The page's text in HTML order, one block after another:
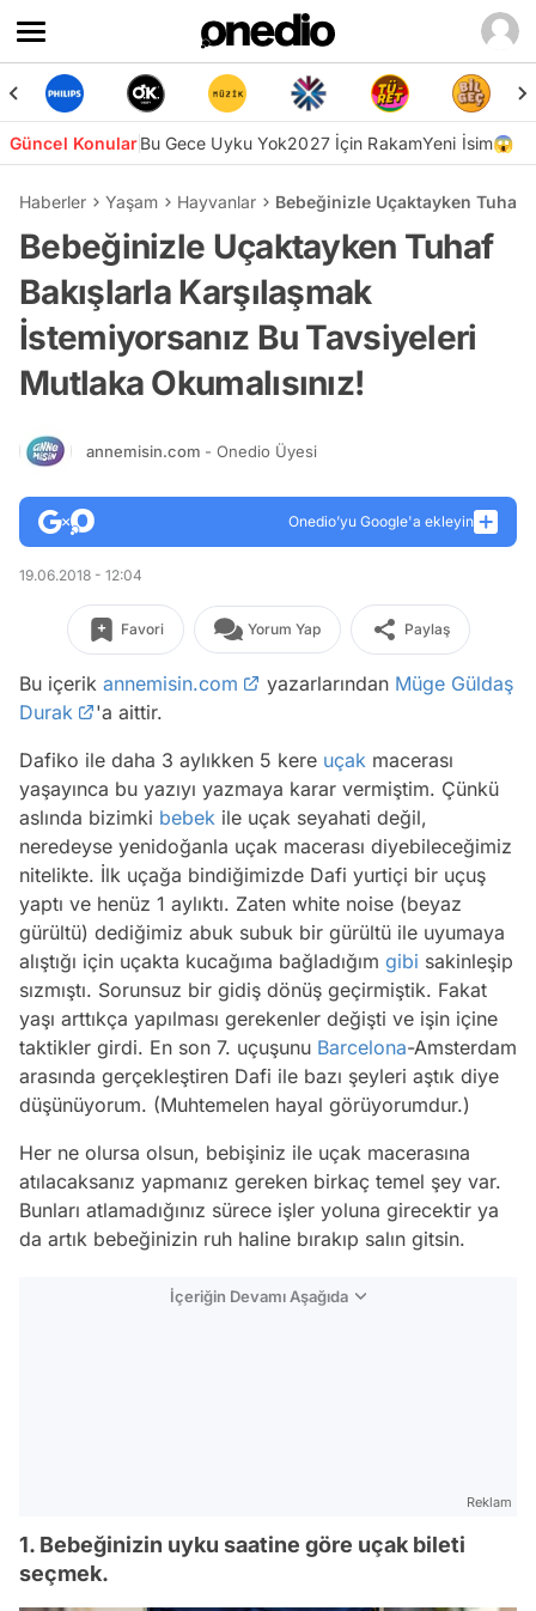
Güncel KonularBu Gece Uyku Yok2027 İçin RakamYeni İsim😱
Haberler Yaşam Hayvanlar Bebeğinizle Uçaktayken Tuhaf
Bebeğinizle Uçaktayken Tuhaf
Bakışlarla Karşılaşmak
İstemiyorsanız Bu Tavsiyeleri
Mutlaka Okumalısınız!
annemisin.com - Onedio Üyesi
Onedio’yu Google'a ekleyin
19.06.2018 - 12:04
Favori Yorum Yap Paylaş
Bu içerik annemisin.com yazarlarından Müge Güldaş
Durak
'a aittir.
Dafiko ile daha 3 aylıkken 5 kere uçak macerası
yaşayınca bu yazıyı yazmaya karar vermiştim. Çünkü
aslında bizimki bebek ile uçak seyahati değil,
neredeyse yenidoğanla uçak macerası diyebileceğimiz
nitelikte. İlk uçağa bindiğimizde Dafi yurtiçi bir uçuş
yaptı ve henüz 1 aylıktı. Zaten white noise (beyaz
gürültü) dediğimiz abuk subuk bir gürültü ile uyumaya
alıştığı için uçakta kucağıma bağladığım gibi sakinleşip
sızmıştı. Sorunsuz bir gidiş dönüş geçirmiştik. Fakat
yaşı arttıkça yapılması gerekenler değişti ve işin içine
taktikler girdi. En son 7. uçuşunu Barcelona-Amsterdam
arasında gerçekleştiren Dafi ile bazı şeyleri aştık diye
düşünüyorum. (Muhtemelen hayal görüyorumdur.)
Her ne olursa olsun, bebişiniz ile uçak macerasına
atılacaksanız yapmanız gereken birkaç temel şey var.
Bunları atlamadığınız sürece işler yoluna girecektir ya
da artık bebeğinizin ruh haline bırakıp salın gitsin.
İçeriğin Devamı Aşağıda
Reklam
1. Bebeğinizin uyku saatine göre uçak bileti
seçmek.